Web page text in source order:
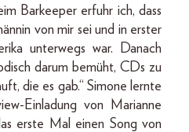
Barkeeper erfuhr ich, dass
von mir sei und in erster
unterwegs war. Danach
darum bemüht, CDs zu
die es gab.“ Simone lernte
Einladung von Marianne
erste Mal einen Song von